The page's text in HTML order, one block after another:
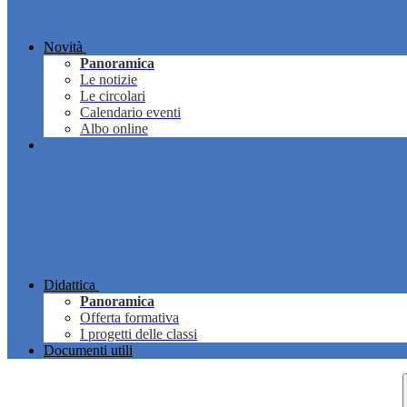
Novità
Panoramica
Le notizie
Le circolari
Calendario eventi
Albo online
Didattica
Panoramica
Offerta formativa
I progetti delle classi
Documenti utili